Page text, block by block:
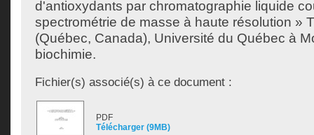
d'antioxydants par chromatographie liquide
spectrométrie de masse à haute résolution »
(Québec, Canada), Université du Québec à
biochimie.
Fichier(s) associé(s) à ce document :
PDF
Télécharger (9MB)